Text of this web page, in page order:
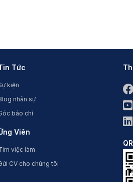
Tức
kiện
nhân sự
báo chí
Viên
việc làm
CV cho chúng tôi